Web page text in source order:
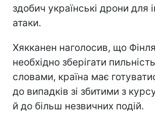
здобич українські дрони для
атаки.
Хякканен наголосив, що
необхідно зберігати
словами, країна має
до випадків зі збитими з
й до більш незвичних подій.